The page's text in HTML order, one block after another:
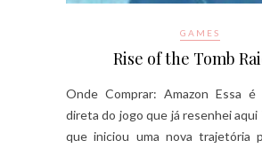
GAMES
Rise of the Tomb
Onde Comprar: Amazon Essa é
direta do jogo que já resenhei aqui
que iniciou uma nova trajetória